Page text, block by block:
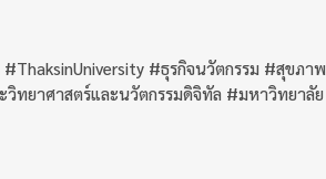
#ธุรกิจนวัตกรรม #สุขภาพ
ยาศาสตร์และนวัตกรรมดิจิทัล #มหาวิทยาลัย